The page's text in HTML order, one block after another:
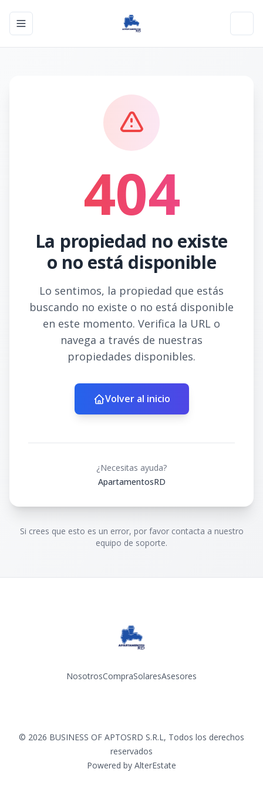
Toggle navigation menu
404
La propiedad no existe
o no está disponible
Lo sentimos, la propiedad que estás
buscando no existe o no está disponible
en este momento. Verifica la URL o
navega a través de nuestras
propiedades disponibles.
Volver al inicio
¿Necesitas ayuda?
ApartamentosRD
Si crees que esto es un error, por favor contacta a nuestro
equipo de soporte.
NosotrosCompraSolaresAsesores
© 2026 BUSINESS OF APTOSRD S.R.L, Todos los derechos
reservados
Powered by AlterEstate